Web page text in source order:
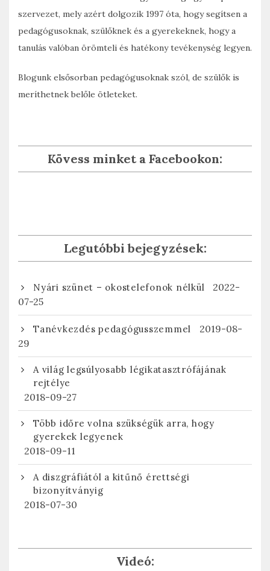
szervezet, mely azért dolgozik 1997 óta, hogy segítsen a
pedagógusoknak, szülőknek és a gyerekeknek, hogy a
tanulás valóban örömteli és hatékony tevékenység legyen.
Blogunk elsősorban pedagógusoknak szól, de szülők is
meríthetnek belőle ötleteket.
Kövess minket a Facebookon:
Legutóbbi bejegyzések:
Nyári szünet – okostelefonok nélkül
2022-
07-25
Tanévkezdés pedagógusszemmel
2019-08-
29
A világ legsúlyosabb légikatasztrófájának
rejtélye
2018-09-27
Több időre volna szükségük arra, hogy
gyerekek legyenek
2018-09-11
A diszgráfiától a kitűnő érettségi
bizonyítványig
2018-07-30
Videó: